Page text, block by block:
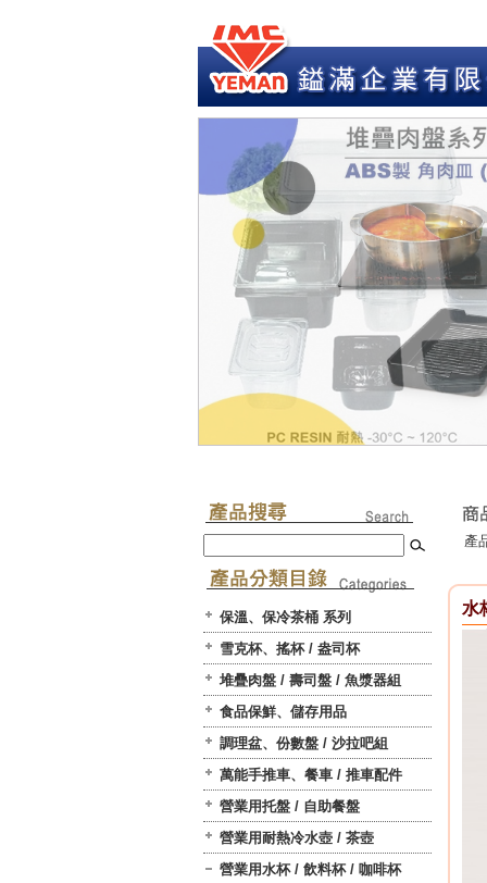
保溫、保冷茶桶 系列
雪克杯、搖杯 / 盎司杯
堆疊肉盤 / 壽司盤 / 魚漿器組
食品保鮮、儲存用品
調理盆、份數盤 / 沙拉吧組
萬能手推車、餐車 / 推車配件
營業用托盤 / 自助餐盤
營業用耐熱冷水壺 / 茶壺
營業用水杯 / 飲料杯 / 咖啡杯
產
水